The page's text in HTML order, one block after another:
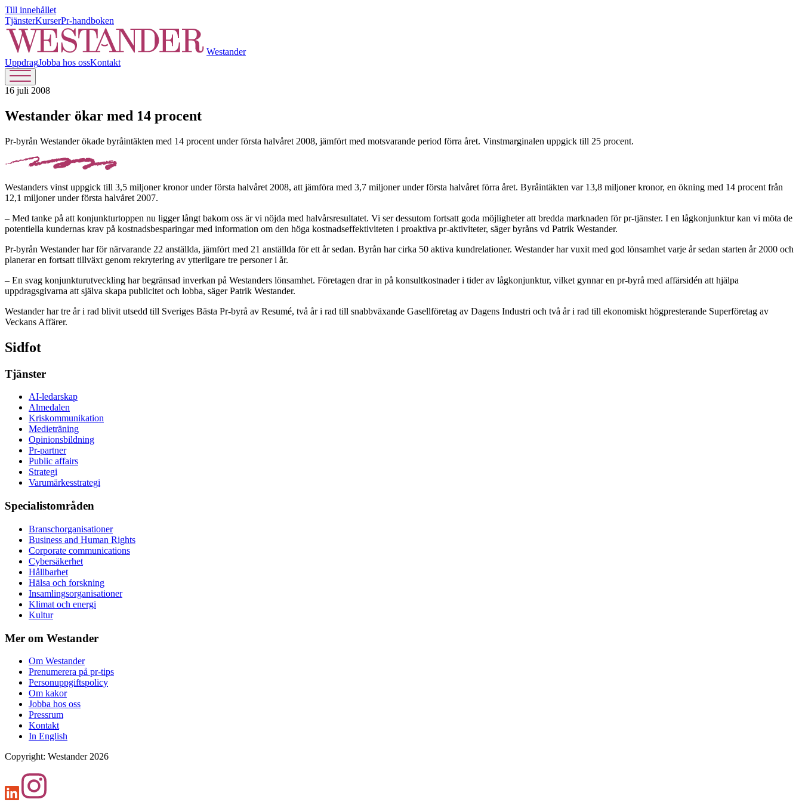
Till innehållet
TjänsterKurserPr-handboken
Westander
UppdragJobba hos ossKontakt
16 juli 2008
Westander ökar med 14 procent
Pr-byrån Westander ökade byråintäkten med 14 procent under första halvåret 2008, jämfört med motsvarande period förra året. Vinstmarginalen uppgick till 25 procent.
Westanders vinst uppgick till 3,5 miljoner kronor under första halvåret 2008, att jämföra med 3,7 miljoner under första halvåret förra året. Byråintäkten var 13,8 miljoner kronor, en ökning med 14 procent från
12,1 miljoner under första halvåret 2007.
– Med tanke på att konjunkturtoppen nu ligger långt bakom oss är vi nöjda med halvårsresultatet. Vi ser dessutom fortsatt goda möjligheter att bredda marknaden för pr-tjänster. I en lågkonjunktur kan vi möta de
potentiella kundernas krav på kostnadsbesparingar med information om den höga kostnadseffektiviteten i proaktiva pr-aktiviteter, säger byråns vd Patrik Westander.
Pr-byrån Westander har för närvarande 22 anställda, jämfört med 21 anställda för ett år sedan. Byrån har cirka 50 aktiva kundrelationer. Westander har vuxit med god lönsamhet varje år sedan starten år 2000 och
planerar en fortsatt tillväxt genom rekrytering av ytterligare tre personer i år.
– En svag konjunkturutveckling har begränsad inverkan på Westanders lönsamhet. Företagen drar in på konsultkostnader i tider av lågkonjunktur, vilket gynnar en pr-byrå med affärsidén att hjälpa
uppdragsgivarna att själva skapa publicitet och lobba, säger Patrik Westander.
Westander har tre år i rad blivit utsedd till Sveriges Bästa Pr-byrå av Resumé, två år i rad till snabbväxande Gasellföretag av Dagens Industri och två år i rad till ekonomiskt högpresterande Superföretag av
Veckans Affärer.
Sidfot
Tjänster
AI-ledarskap
Almedalen
Kris­kommunikation
Medieträning
Opinionsbildning
Pr-partner
Public affairs
Strategi
Varumärkesstrategi
Specialistområden
Branschorganisationer
Business and Human Rights
Corporate communications
Cybersäkerhet
Hållbarhet
Hälsa och forskning
Insamlingsorganisationer
Klimat och energi
Kultur
Mer om Westander
Om Westander
Prenumerera på pr-tips
Personuppgiftspolicy
Om kakor
Jobba hos oss
Pressrum
Kontakt
In English
Copyright: Westander 2026